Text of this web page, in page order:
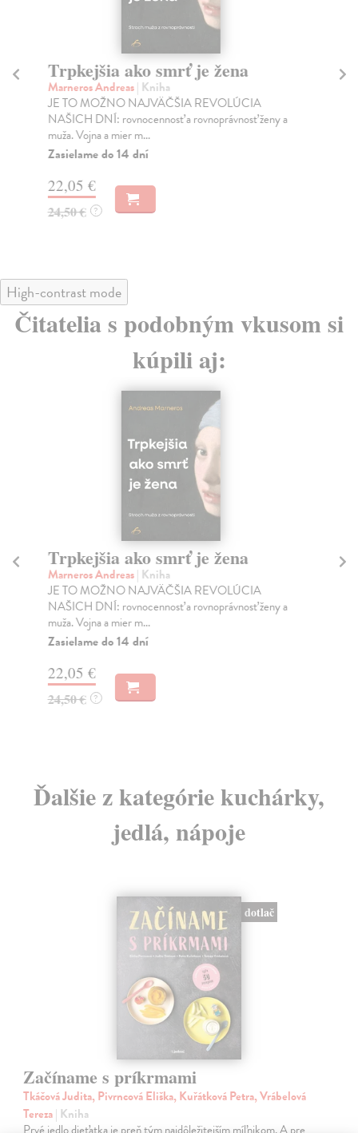
Trpkejšia ako smrť je žena
Marneros Andreas| Kniha
JE TO MOŽNO NAJVÄČŠIA REVOLÚCIA
NAŠICH DNÍ: rovnocennosť a rovnoprávnosť ženy a
muža. Vojna a mier m...
Zasielame do 14 dní
22,05 €
24,50 € ?
High-contrast mode
Čitatelia s podobným vkusom si
kúpili aj:
Trpkejšia ako smrť je žena
Marneros Andreas| Kniha
JE TO MOŽNO NAJVÄČŠIA REVOLÚCIA
NAŠICH DNÍ: rovnocennosť a rovnoprávnosť ženy a
muža. Vojna a mier m...
Zasielame do 14 dní
22,05 €
24,50 € ?
Ďalšie z kategórie kuchárky,
jedlá, nápoje
dotlač
Začíname s príkrmami
Tkáčová Judita, Pivrncová Eliška, Kuřátková Petra, Vrábelová
Tereza| Kniha
Prvé jedlo dieťatka je preň tým najdôležitejším míľnikom. A pre